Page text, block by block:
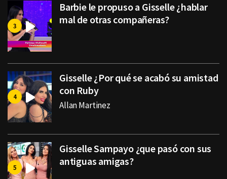
Barbie le propuso a Gisselle ¿hablar
mal de otras compañeras?
Gisselle ¿Por qué se acabó su amistad
con Ruby
Allan Martinez
Gisselle Sampayo ¿que pasó con sus
antiguas amigas?